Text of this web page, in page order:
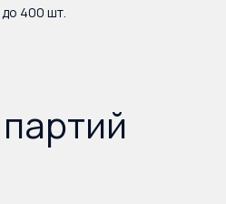
400 шт.